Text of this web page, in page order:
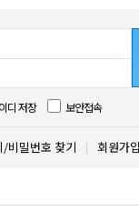
디 저장 보안접속
/비밀번호 찾기 회원가입